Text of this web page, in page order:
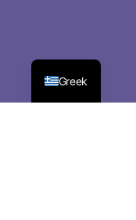
Greek